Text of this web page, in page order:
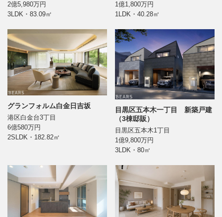
2億5,980万円
3LDK・83.09㎡
1億1,800万円
1LDK・40.28㎡
グランフォルム白金日吉坂
港区白金台3丁目
6億580万円
2SLDK・182.82㎡
目黒区五本木一丁目 新築戸建
（3棟邸販）
目黒区五本木1丁目
1億9,800万円
3LDK・80㎡